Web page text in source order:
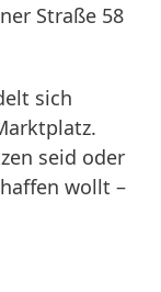
Straße 58
sich
seid oder
wollt –